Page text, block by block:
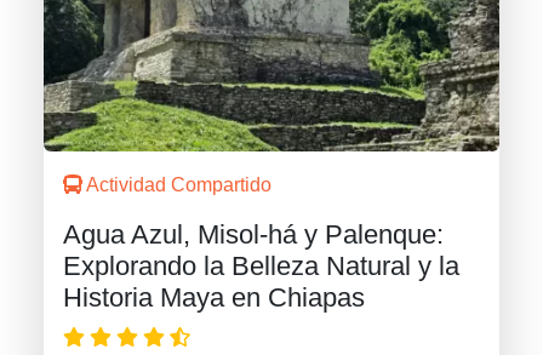
Actividad Compartido
Agua Azul, Misol-há y Palenque:
Explorando la Belleza Natural y la
Historia Maya en Chiapas